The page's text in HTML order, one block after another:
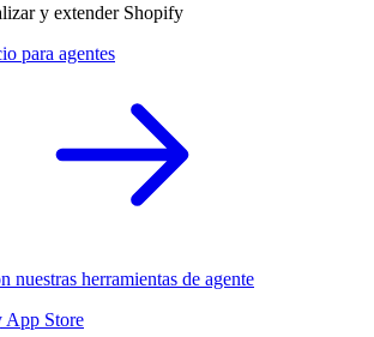
y extender Shopify
para agentes
nuestras herramientas de agente
App Store